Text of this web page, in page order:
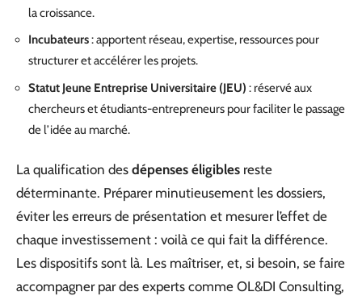
la croissance.
Incubateurs: apportent réseau, expertise, ressources pour
structurer et accélérer les projets.
Statut Jeune Entreprise Universitaire (JEU) : réservé aux
chercheurs et étudiants-entrepreneurs pour faciliter le passage
de l’idée au marché.
La qualification des dépenses éligibles reste
déterminante. Préparer minutieusement les dossiers,
éviter les erreurs de présentation et mesurer l’effet de
chaque investissement : voilà ce qui fait la différence.
Les dispositifs sont là. Les maîtriser, et, si besoin, se faire
accompagner par des experts comme OL&DI Consulting,